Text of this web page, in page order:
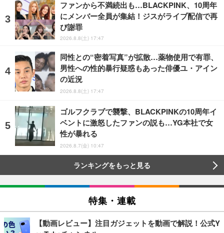
ファンから不満続出も…BLACKPINK、10周年
にメンバー全員が集結！ジスがライブ配信で再
び謝罪
2026.8.8(土) 17:47
同性との“密着写真”が拡散…薬物使用で有罪、
男性への性的暴行疑惑もあった俳優ユ・アイン
の近況
2026.8.8(土) 17:47
ゴルフクラブで襲撃、BLACKPINKの10周年イ
ベントに激怒したファンの説も…YG本社で女
性が暴れる
2026.8.7(金) 10:47
ランキングをもっと見る
特集・連載
【動画レビュー】注目ガジェットを動画で解説！公式Y